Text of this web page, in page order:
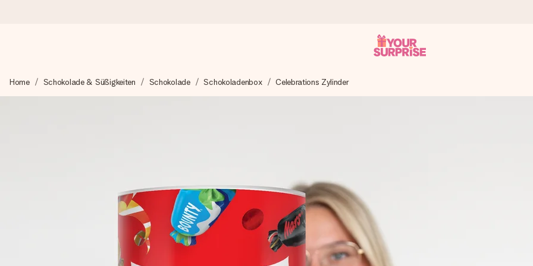
Wir bereiten dein Geschenk sorgfältig vor und schicken es blitzschnell – damit du es genau zum richtigen Zeitpunkt überreichen
zählt.
+49 39292 929695
Montag - Freitag : 8:30 - 17:00 Uhr
Samstag - Sonntag : 8:30 - 13:00 Uhr
Home Schokolade & Süßigkeiten Schokolade Schokoladenbox Celebrations Zylinder